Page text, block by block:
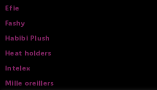
Efie
Fashy
Habibi Plush
Heat holders
Intelex
Mille oreillers